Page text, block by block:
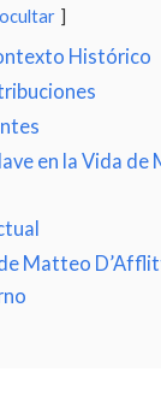
ocultar
Histórico
en la Vida de
Matteo